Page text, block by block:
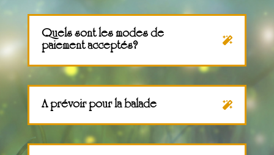
Quels sont les modes de
paiement acceptés?
A prévoir pour la balade